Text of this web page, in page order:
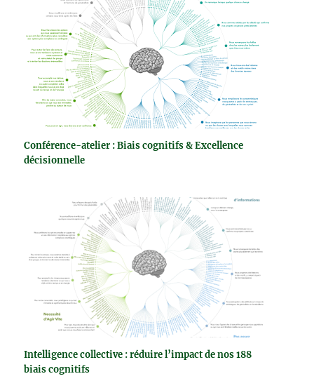
Conférence-atelier : Biais cognitifs & Excellence
décisionnelle
Intelligence collective : réduire l’impact de nos 188
biais cognitifs